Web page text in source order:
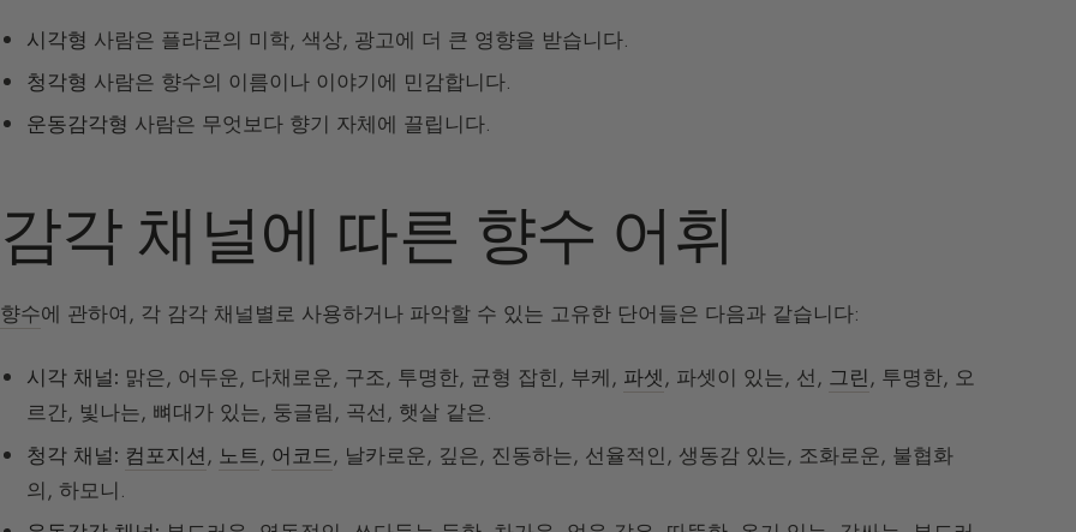
시각형 사람은 플라콘의 미학, 색상, 광고에 더 큰 영향을 받습니다.
청각형 사람은 향수의 이름이나 이야기에 민감합니다.
운동감각형 사람은 무엇보다 향기 자체에 끌립니다.
감각 채널에 따른 향수 어휘
향수에 관하여, 각 감각 채널별로 사용하거나 파악할 수 있는 고유한 단어들은 다음과 같습니다:
시각 채널: 맑은, 어두운, 다채로운, 구조, 투명한, 균형 잡힌, 부케, 파셋, 파셋이 있는, 선, 그린, 투명한, 오
르간, 빛나는, 뼈대가 있는, 둥글림, 곡선, 햇살 같은.
청각 채널: 컴포지션, 노트, 어코드, 날카로운, 깊은, 진동하는, 선율적인, 생동감 있는, 조화로운, 불협화
의, 하모니.